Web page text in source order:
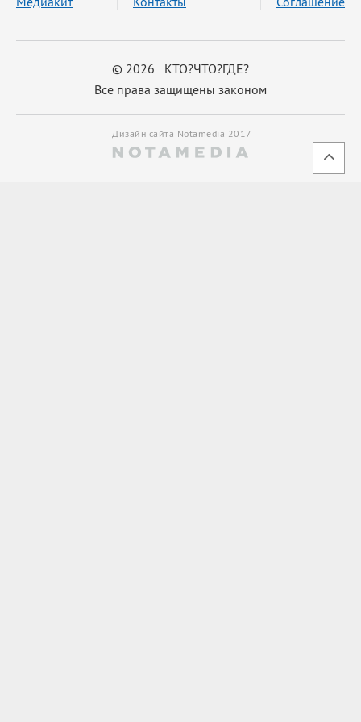
© 2026 КТО?ЧТО?ГДЕ?
Все права защищены законом
Дизайн сайта Notamedia 2017